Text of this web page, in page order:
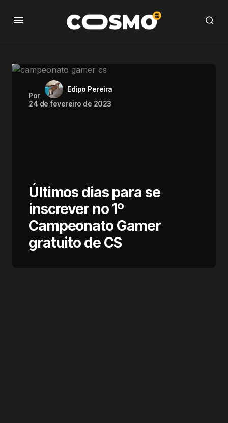
Por
Edipo Pereira
24 de fevereiro de 2023
Últimos dias para se
inscrever no 1º
Campeonato Gamer
gratuito de CS